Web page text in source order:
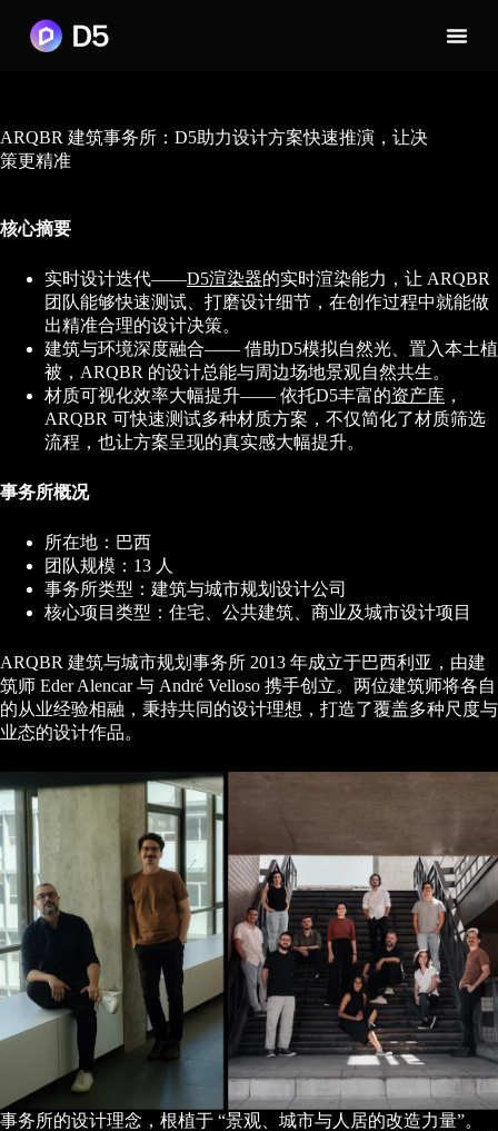
ARQBR 建筑事务所：D5助力设计方案快速推演，让决
策更精准
核心摘要
实时设计迭代——D5渲染器的实时渲染能力，让 ARQBR
团队能够快速测试、打磨设计细节，在创作过程中就能做
出精准合理的设计决策。
建筑与环境深度融合—— 借助D5模拟自然光、置入本土植
被，ARQBR 的设计总能与周边场地景观自然共生。
材质可视化效率大幅提升—— 依托D5丰富的资产库 ，
ARQBR 可快速测试多种材质方案，不仅简化了材质筛选
流程，也让方案呈现的真实感大幅提升。
事务所概况
所在地：巴西
团队规模：13 人
事务所类型：建筑与城市规划设计公司
核心项目类型：住宅、公共建筑、商业及城市设计项目
ARQBR 建筑与城市规划事务所 2013 年成立于巴西利亚，由建
筑师 Eder Alencar 与 André Velloso 携手创立。两位建筑师将各自
的从业经验相融，秉持共同的设计理想，打造了覆盖多种尺度与
业态的设计作品。
事务所的设计理念，根植于 “景观、城市与人居的改造力量”。